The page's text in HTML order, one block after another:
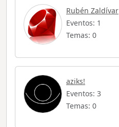
Rubén Zaldívar
Eventos: 1
Temas: 0
aziks!
Eventos: 3
Temas: 0